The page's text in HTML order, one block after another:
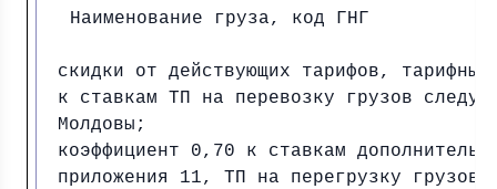
Наименование груза, код ГНГ
скидки от действующих тарифов,
к ставкам ТП на перевозку грузов
Молдовы;
коэффициент 0,70 к ставкам
приложения 11, ТП на перегрузку грузов